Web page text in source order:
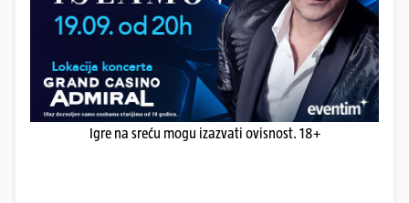
Igre na sreću mogu izazvati ovisnost. 18+